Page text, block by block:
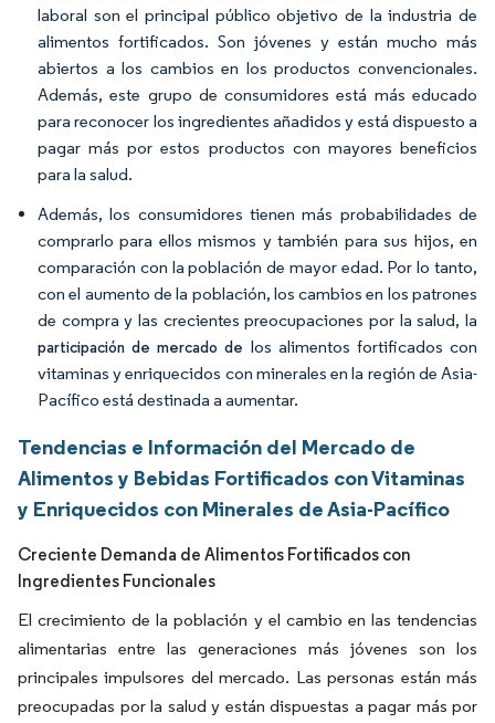
laboral son el principal público objetivo de la industria de
alimentos fortificados. Son jóvenes y están mucho más
abiertos a los cambios en los productos convencionales.
Además, este grupo de consumidores está más educado
para reconocer los ingredientes añadidos y está dispuesto a
pagar más por estos productos con mayores beneficios
para la salud.
Además, los consumidores tienen más probabilidades de
comprarlo para ellos mismos y también para sus hijos, en
comparación con la población de mayor edad. Por lo tanto,
con el aumento de la población, los cambios en los patrones
de compra y las crecientes preocupaciones por la salud, la
participación de mercado de los alimentos fortificados con
vitaminas y enriquecidos con minerales en la región de Asia-
Pacífico está destinada a aumentar.
Tendencias e Información del Mercado de
Alimentos y Bebidas Fortificados con Vitaminas
y Enriquecidos con Minerales de Asia-Pacífico
Creciente Demanda de Alimentos Fortificados con
Ingredientes Funcionales
El crecimiento de la población y el cambio en las tendencias
alimentarias entre las generaciones más jóvenes son los
principales impulsores del mercado. Las personas están más
preocupadas por la salud y están dispuestas a pagar más por